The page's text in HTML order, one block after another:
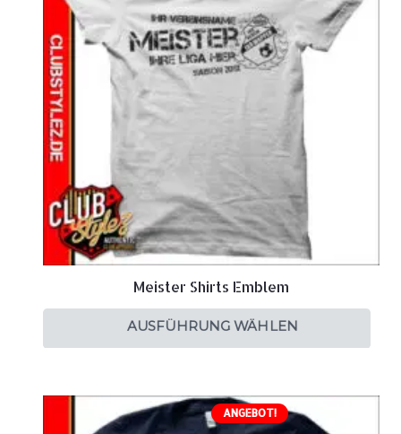
Meister Shirts Emblem
AUSFÜHRUNG WÄHLEN
ANGEBOT!